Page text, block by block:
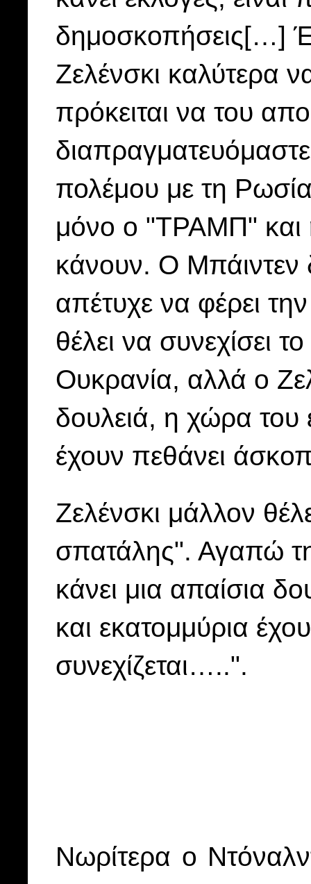
δημοσκοπήσεις[…]
Ζελένσκι καλύτερα
πρόκειται να του
διαπραγματευόμαστε
πολέμου με τη
μόνο ο "ΤΡΑΜΠ" και
κάνουν. Ο
απέτυχε να φέρει
θέλει να συνεχίσει
Ουκρανία, αλλά ο
δουλειά, η χώρα του
έχουν πεθάνει
Ζελένσκι μάλλον
σπατάλης". Αγαπώ
κάνει μια απαίσια
και εκατομμύρια
συνεχίζεται…..".
Νωρίτερα ο